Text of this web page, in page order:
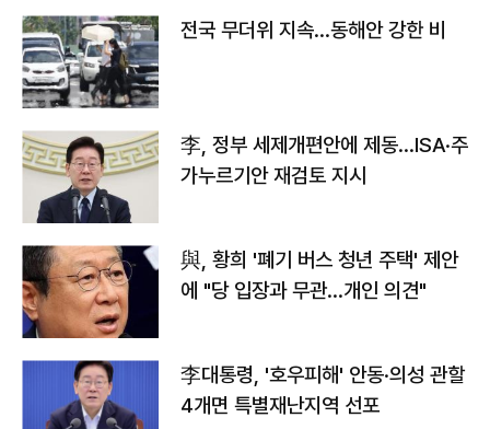
전국 무더위 지속…동해안 강한 비
李, 정부 세제개편안에 제동…ISA·주
가누르기안 재검토 지시
與, 황희 '폐기 버스 청년 주택' 제안
에 "당 입장과 무관…개인 의견"
李대통령, '호우피해' 안동·의성 관할
4개면 특별재난지역 선포